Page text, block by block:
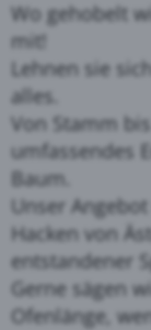
Wo gehobelt
mit!
Lehnen sie
alles.
Von Stamm
umfassendes
Baum.
Unser
Hacken von
entstandener
Gerne sägen
Ofenlänge,